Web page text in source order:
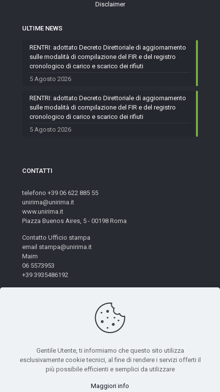
Disclaimer
ULTIME NEWS
RENTRI: adottato Decreto Direttoriale di aggiornamento
sulle modalità di compilazione del FIR e del registro
cronologico di carico e scarico dei rifiuti
5 Agosto 2026
RENTRI: adottato Decreto Direttoriale di aggiornamento
sulle modalità di compilazione del FIR e del registro
cronologico di carico e scarico dei rifiuti
5 Agosto 2026
CONTATTI
telefono +39 06 622 885 55
unirima@unirima.it
www.unirima.it
Piazza Buenos Aires, 5 - 00198 Roma
Contatto Ufficio stampa
email stampa@unirima.it
Maim
06 5573953
+39 3935486192
© 2026 Unirima. All Rights Reserved. - Codice Fiscale:
Privacy Policy
Gentile Utente, ti informiamo che questo sito utilizza
esclusivamente cookie tecnici, al fine di rendere i servizi offerti il
più possibile efficienti e semplici da utilizzare
Maggiori info